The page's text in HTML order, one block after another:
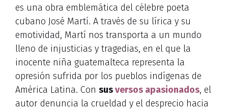
es una obra emblemática del célebre poeta
cubano José Martí. A través de su lírica y su
emotividad, Martí nos transporta a un mundo
lleno de injusticias y tragedias, en el que la
inocente niña guatemalteca representa la
opresión sufrida por los pueblos indígenas de
América Latina. Con susversos apasionados, el
autor denuncia la crueldad y el desprecio hacia